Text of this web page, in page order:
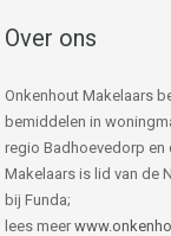
Over ons
Onkenhout Makelaars
bemiddelen in
regio Badhoevedorp en
Makelaars is lid van de
bij Funda;
lees meer